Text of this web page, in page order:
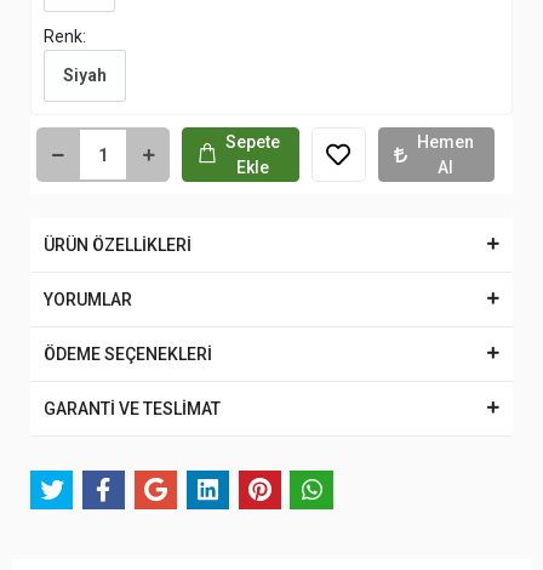
Renk:
Siyah
Sepete
Ekle
Hemen
Al
ÜRÜN ÖZELLİKLERİ
YORUMLAR
ÖDEME SEÇENEKLERİ
GARANTİ VE TESLİMAT